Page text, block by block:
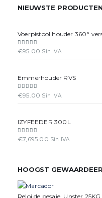
NIEUWSTE PRODUCTEN
Voerpistool houder 360°
0out of 5
€95.00 Sin IVA
Emmerhouder RVS
0out of 5
€95.00 Sin IVA
IZYFEEDER 300L
0out of 5
€7,695.00 Sin IVA
HOOGST
Reloj de pesaje, Unster 25KG